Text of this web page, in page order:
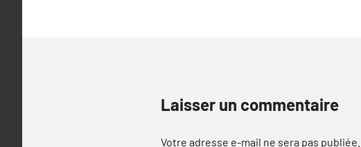
Laisser un commentaire
Votre adresse e-mail ne sera pas publiée.